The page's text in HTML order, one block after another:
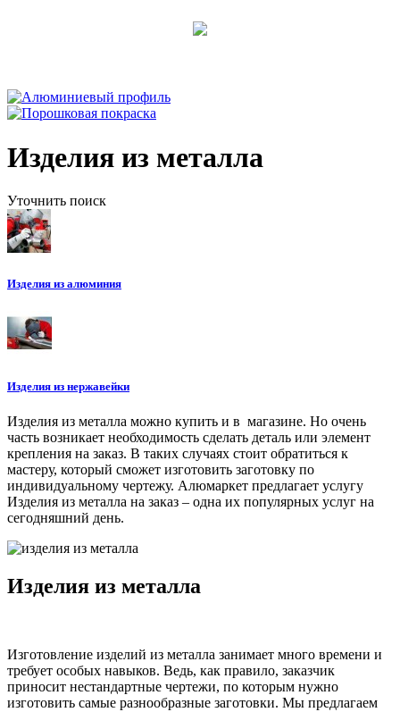
Изделия из металла
Уточнить поиск
Изделия из алюминия
Изделия из нержавейки
Изделия из металла можно купить и в магазине. Но очень
часть возникает необходимость сделать деталь или элемент
крепления на заказ. В таких случаях стоит обратиться к
мастеру, который сможет изготовить заготовку по
индивидуальному чертежу. Алюмаркет предлагает услугу
Изделия из металла на заказ – одна их популярных услуг на
сегодняшний день.
Изделия из металла
Изготовление изделий из металла занимает много времени и
требует особых навыков. Ведь, как правило, заказчик
приносит нестандартные чертежи, по которым нужно
изготовить самые разнообразные заготовки. Мы предлагаем